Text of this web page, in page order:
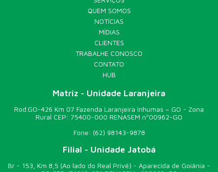
QUEM SOMOS
NOTÍCIAS
MÍDIAS
CLIENTES
TRABALHE CONOSCO
CONTATO
HUB
Matriz - Unidade Laranjeira
Rod.GO-426 Km 07 Fazenda Laranjeira Inhumas – GO - Zona
Rural CEP: 75400-000 RENASEM nº00962-GO
Fone: (62) 98143-9878
Filial - Unidade Jatobá
Br - 153, Km 8,5 (Ao lado do Real Privê) - Aparecida de Goiânia -